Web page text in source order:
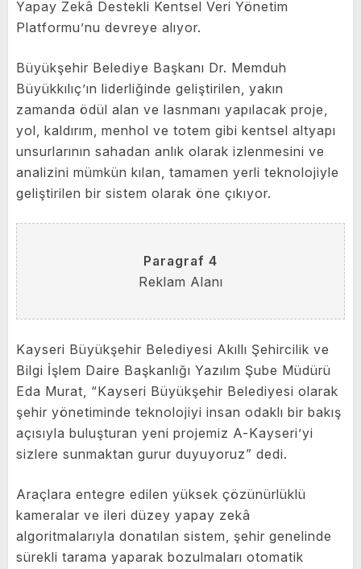
Yapay Zekâ Destekli Kentsel Veri Yönetim
Platformu’nu devreye alıyor.
Büyükşehir Belediye Başkanı Dr. Memduh
Büyükkılıç’ın liderliğinde geliştirilen, yakın
zamanda ödül alan ve lasnmanı yapılacak proje,
yol, kaldırım, menhol ve totem gibi kentsel altyapı
unsurlarının sahadan anlık olarak izlenmesini ve
analizini mümkün kılan, tamamen yerli teknolojiyle
geliştirilen bir sistem olarak öne çıkıyor.
Paragraf 4
Reklam Alanı
Kayseri Büyükşehir Belediyesi Akıllı Şehircilik ve
Bilgi İşlem Daire Başkanlığı Yazılım Şube Müdürü
Eda Murat, “Kayseri Büyükşehir Belediyesi olarak
şehir yönetiminde teknolojiyi insan odaklı bir bakış
açısıyla buluşturan yeni projemiz A-Kayseri’yi
sizlere sunmaktan gurur duyuyoruz” dedi.
Araçlara entegre edilen yüksek çözünürlüklü
kameralar ve ileri düzey yapay zekâ
algoritmalarıyla donatılan sistem, şehir genelinde
sürekli tarama yaparak bozulmaları otomatik